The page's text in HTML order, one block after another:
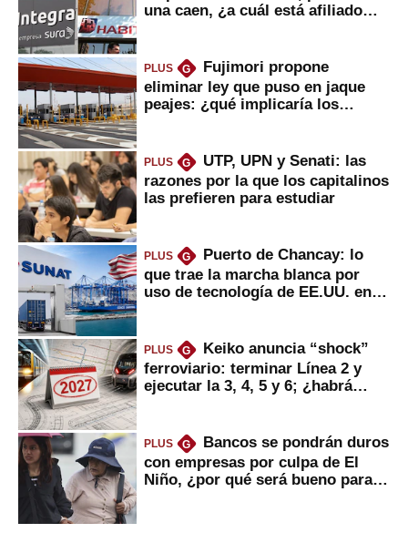
una caen, ¿a cuál está afiliado
PLUS G
Fujimori propone
eliminar ley que puso en jaque
peajes: ¿qué implicaría los
PLUS G
UTP, UPN y Senati: las
razones por la que los capitalinos
las prefieren para estudiar
PLUS G
Puerto de Chancay: lo
que trae la marcha blanca por
uso de tecnología de EE.UU. en
PLUS G
Keiko anuncia “shock”
ferroviario: terminar Línea 2 y
ejecutar la 3, 4, 5 y 6; ¿habrá
PLUS G
Bancos se pondrán duros
con empresas por culpa de El
Niño, ¿por qué será bueno para